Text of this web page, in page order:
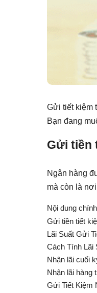
Gửi tiết kiệm
Bạn đang
Gửi tiền
Ngân hàng
mà còn là
Nội dung chính
Gửi tiền tiết
Lãi Suất Gửi
Cách Tính Lãi
Nhận lãi cuối
Nhận lãi hàng
Gửi Tiết Kiệm